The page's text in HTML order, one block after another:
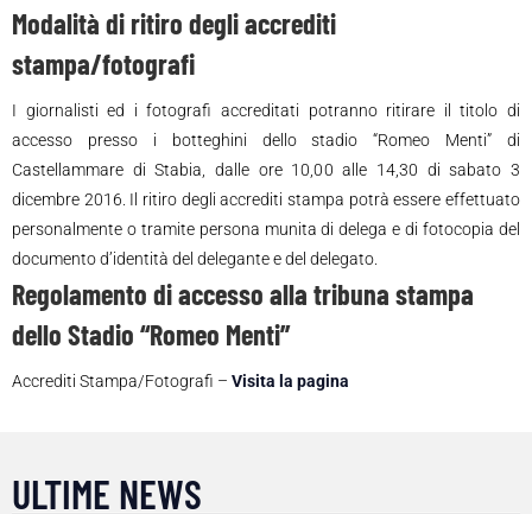
Modalità di ritiro degli accrediti
stampa/fotografi
I giornalisti ed i fotografi accreditati potranno ritirare il titolo di
accesso presso i botteghini dello stadio “Romeo Menti” di
Castellammare di Stabia, dalle ore 10,00 alle 14,30 di sabato 3
dicembre 2016. Il ritiro degli accrediti stampa potrà essere effettuato
personalmente o tramite persona munita di delega e di fotocopia del
documento d’identità del delegante e del delegato.
Regolamento di accesso alla tribuna stampa
dello Stadio “Romeo Menti”
Accrediti Stampa/Fotografi – Visita la pagina
ULTIME NEWS